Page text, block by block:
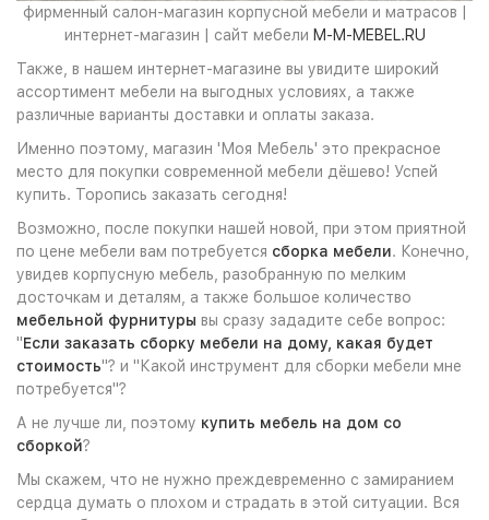
фирменный салон-магазин корпусной мебели и матрасов |
интернет-магазин | сайт мебели M-M-MEBEL.RU
Также, в нашем интернет-магазине вы увидите широкий
ассортимент мебели на выгодных условиях, а также
различные варианты доставки и оплаты заказа.
Именно поэтому, магазин 'Моя Мебель' это прекрасное
место для покупки современной мебели дёшево! Успей
купить. Торопись заказать сегодня!
Возможно, после покупки нашей новой, при этом приятной
по цене мебели вам потребуется сборка мебели. Конечно,
увидев корпусную мебель, разобранную по мелким
досточкам и деталям, а также большое количество
мебельной фурнитуры вы сразу зададите себе вопрос:
"Если заказать сборку мебели на дому, какая будет
стоимость"? и "Какой инструмент для сборки мебели мне
потребуется"?
А не лучше ли, поэтому купить мебель на дом со
сборкой?
Мы скажем, что не нужно преждевременно с замиранием
сердца думать о плохом и страдать в этой ситуации. Вся